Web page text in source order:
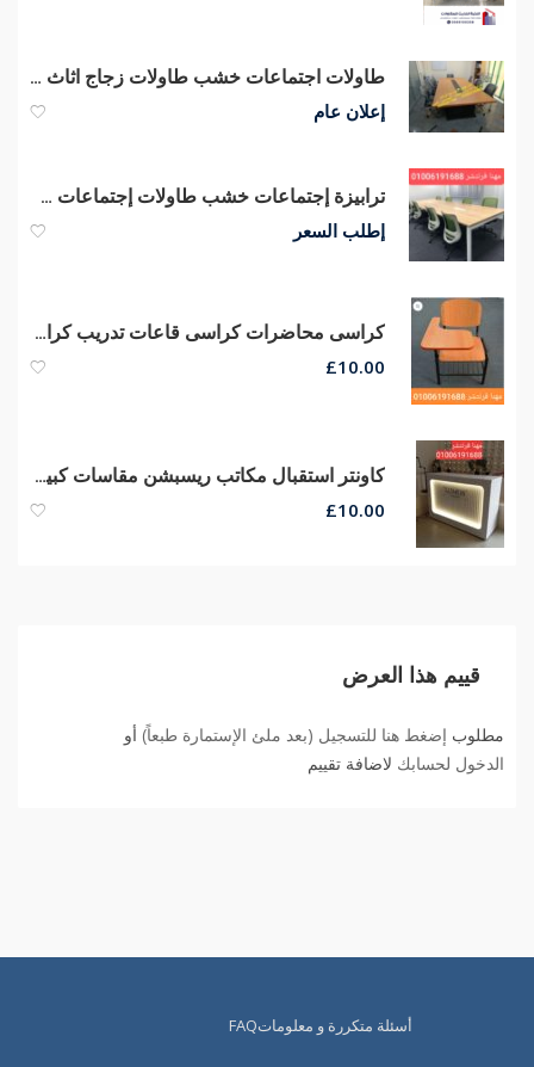
طاولات اجتماعات خشب طاولات زجاج اثاث مكتبي اثاث للشركات
إعلان عام
ترابيزة إجتماعات خشب طاولات إجتماعات خشب كونتر قشرة طبيعى
إطلب السعر
كراسى محاضرات كراسى قاعات تدريب كراسى سنتر تعليمى
£10.00
كاونتر استقبال مكاتب ريسبشن مقاسات كبيره وصغيره الحجم من مهنا فرنتشر
£10.00
قييم هذا العرض
مطلوب إضغط هنا للتسجيل (بعد ملئ الإستمارة طبعاً) أو
الدخول لحسابك لاضافة تقييم
أسئلة متكررة و معلوماتFAQ